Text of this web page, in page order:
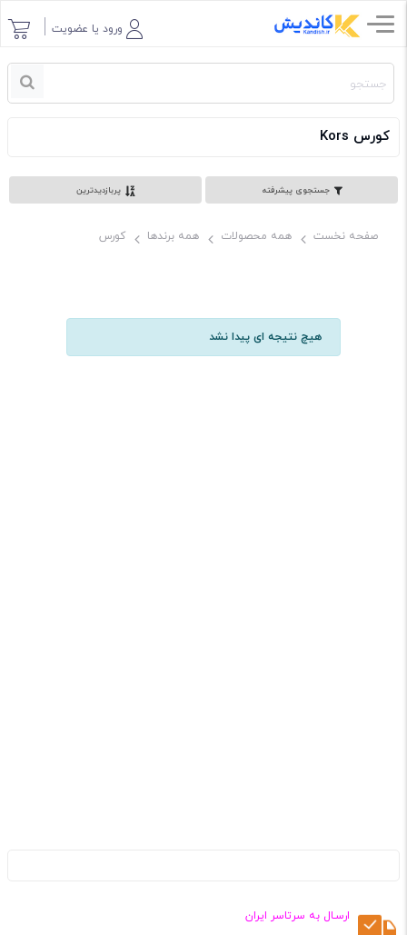
ورود یا عضویت
کورس Kors
جستجوی پیشرفته پربازدیدترین
صفحه نخست همه محصولات همه برندها کورس
هیچ نتیجه ای پیدا نشد
ارسـال به سرتاسر ایران